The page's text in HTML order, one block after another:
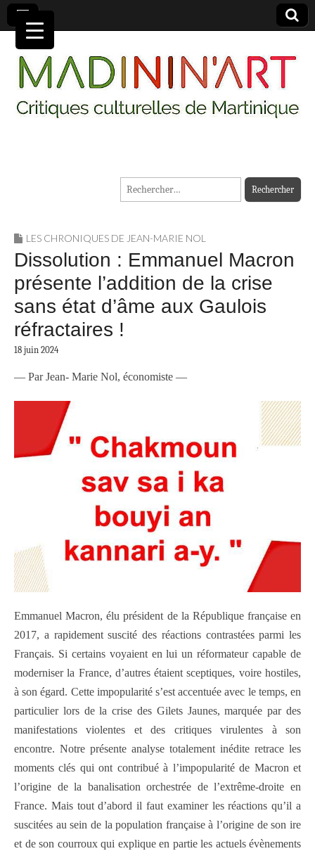
MADININ'ART
Rechercher :
LES CHRONIQUES DE JEAN-MARIE NOL
Dissolution : Emmanuel Macron
présente l’addition de la crise
sans état d’âme aux Gaulois
réfractaires !
18 juin 2024
— Par Jean- Marie Nol, économiste —
Emmanuel Macron, élu président de la République française en
2017, a rapidement suscité des réactions contrastées parmi les
Français. Si certains voyaient en lui un réformateur capable de
moderniser la France, d’autres étaient sceptiques, voire hostiles,
à son égard. Cette impopularité s’est accentuée avec le temps, en
particulier lors de la crise des Gilets Jaunes, marquée par des
manifestations violentes et des critiques virulentes à son
encontre. Notre présente analyse totalement inédite retrace les
moments clés qui ont contribué à l’impopularité de Macron et
l’origine de la banalisation orchestrée de l’extrême-droite en
France. Mais tout d’abord il faut examiner les réactions qu’il a
suscitées au sein de la population française à l’origine de son ire
et de son courroux qui explique en partie les actuels évènements